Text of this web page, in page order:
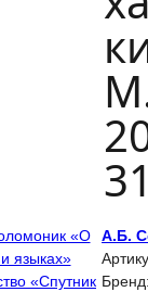
А.Б.